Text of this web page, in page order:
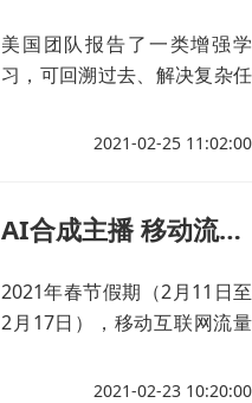
美国团队报告了一类增强学
习，可回溯过去、解决复杂任
探索方式。2021-02-25 11:02:00
AI合成主播 移动流量同比增23.4%！
2021年春节假期（2月11日至
2月17日），移动互联网流量
节7天相比增长23.4%。
2021-02-23 10:20:00